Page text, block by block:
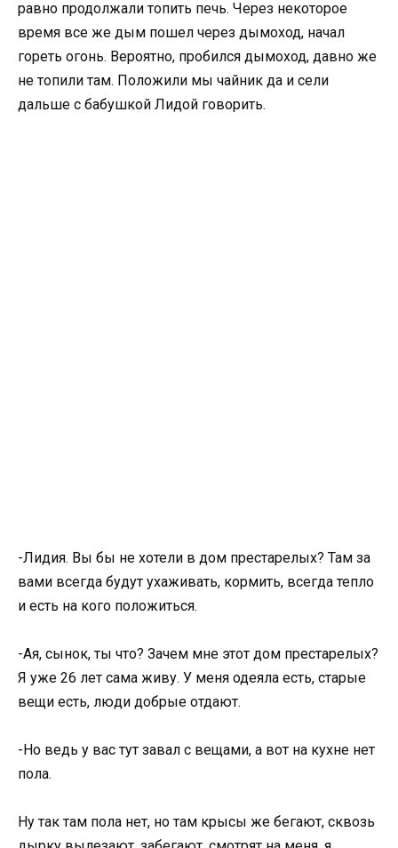
равно продолжали топить печь. Через некоторое
время все же дым пошел через дымоход, начал
гореть огонь. Вероятно, пробился дымоход, давно же
не топили там. Положили мы чайник да и сели
дальше с бабушкой Лидой говорить.
-Лидия. Вы бы не хотели в дом престарелых? Там за
вами всегда будут ухаживать, кормить, всегда тепло
и есть на кого положиться.
-Ая, сынок, ты что? Зачем мне этот дом престарелых?
Я уже 26 лет сама живу. У меня одеяла есть, старые
вещи есть, люди добрые отдают.
-Но ведь у вас тут завал с вещами, а вот на кухне нет
пола.
Ну так там пола нет, но там крысы же бегают, сквозь